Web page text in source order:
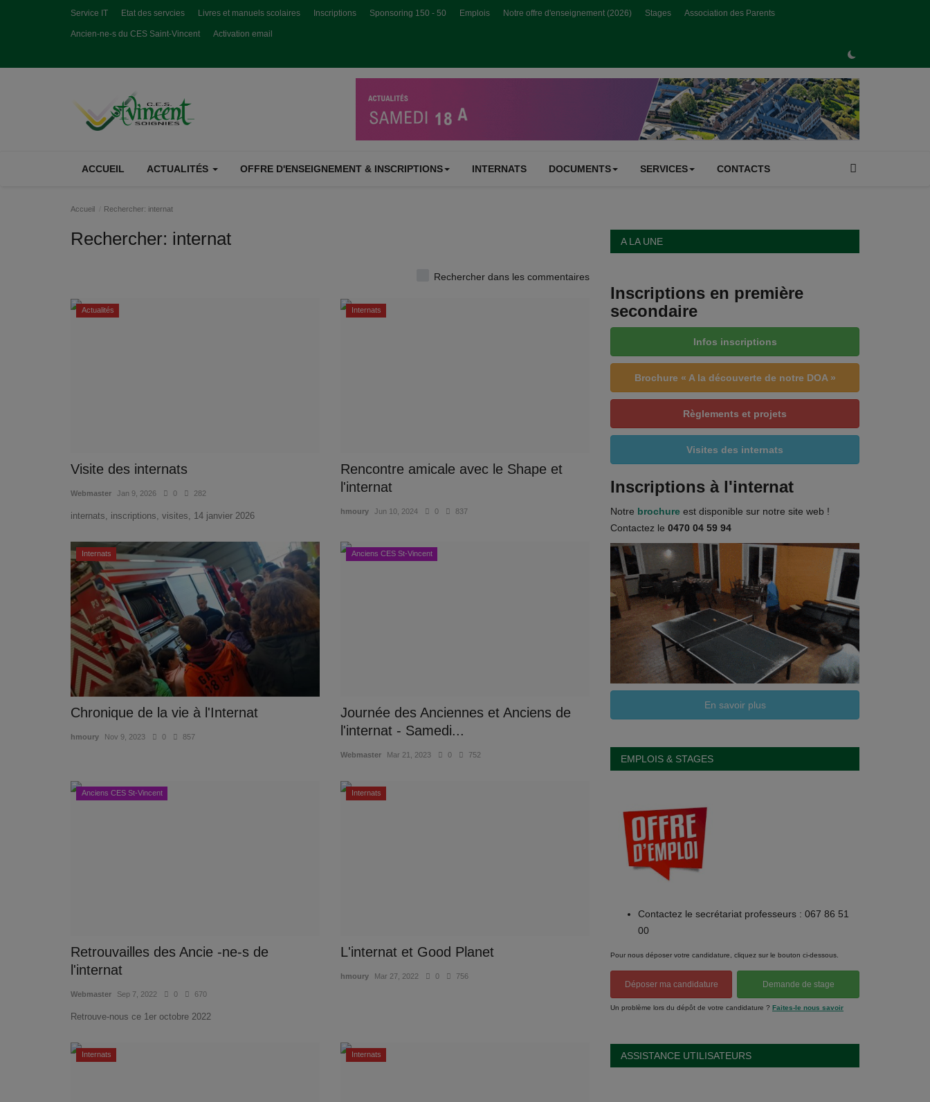
Service IT Etat des servcies Livres et manuels scolaires Inscriptions Sponsoring 150 - 50 Emplois Notre offre d'enseignement (2026) Stages Association des Parents
Ancien-ne-s du CES Saint-Vincent Activation email
ACCUEIL ACTUALITÉS OFFRE D'ENSEIGNEMENT & INSCRIPTIONS INTERNATS DOCUMENTS SERVICES CONTACTS
Accueil Rechercher: internat
Rechercher: internat
Rechercher dans les commentaires
Actualités
Visite des internats
Webmaster Jan 9, 2026 0 282
internats, inscriptions, visites, 14 janvier 2026
Internats
Rencontre amicale avec le Shape et
l'internat
hmoury Jun 10, 2024 0 837
Internats
Chronique de la vie à l'Internat
hmoury Nov 9, 2023 0 857
Anciens CES St-Vincent
Journée des Anciennes et Anciens de
l'internat - Samedi...
Webmaster Mar 21, 2023 0 752
Anciens CES St-Vincent
Retrouvailles des Ancie -ne-s de
l'internat
Webmaster Sep 7, 2022 0 670
Retrouve-nous ce 1er octobre 2022
Internats
L'internat et Good Planet
hmoury Mar 27, 2022 0 756
Internats Internats
A LA UNE
Inscriptions en première
secondaire
Infos inscriptions
Brochure « A la découverte de notre DOA »
Règlements et projets
Visites des internats
Inscriptions à l'internat
Notre brochure est disponible sur notre site web !
Contactez le 0470 04 59 94
En savoir plus
EMPLOIS & STAGES
Contactez le secrétariat professeurs : 067 86 51
00
Pour nous déposer votre candidature, cliquez sur le bouton ci-dessous.
Déposer ma candidature Demande de stage
Un problème lors du dépôt de votre candidature ? Faites-le nous savoir
ASSISTANCE UTILISATEURS